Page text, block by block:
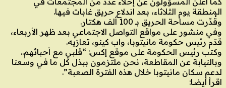
المنطقة يوم الثلاثاء، بعد اندلاع حريق غابات فيها.
وقُدِّرت مساحة الحريق بـ 100 ألف هكتار.
وفي منشور على مواقع التواصل الاجتماعي بعد ظهر الأربعاء،
قدّم رئيس حكومة مانيتوبا، واب كينو، تعازيه.
وكتب رئيس الحكومة على موقع إكس: “قلبي مع أحبائهم..
وبالنيابة عن المقاطعة، نحن ملتزمون ببذل كل ما في وسعنا
لدعم سكان مانيتوبا خلال هذه الفترة الصعبة”.
اقرأ أيضا: